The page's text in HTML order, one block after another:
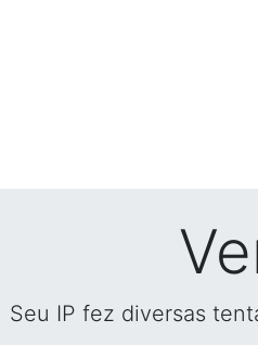
Seu IP fez diversas